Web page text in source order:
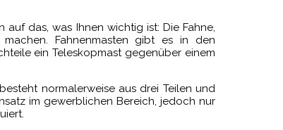
das, was Ihnen wichtig ist: Die Fahne,
Fahnenmasten gibt es in den
ein Teleskopmast gegenüber einem
normalerweise aus drei Teilen und
im gewerblichen Bereich, jedoch nur